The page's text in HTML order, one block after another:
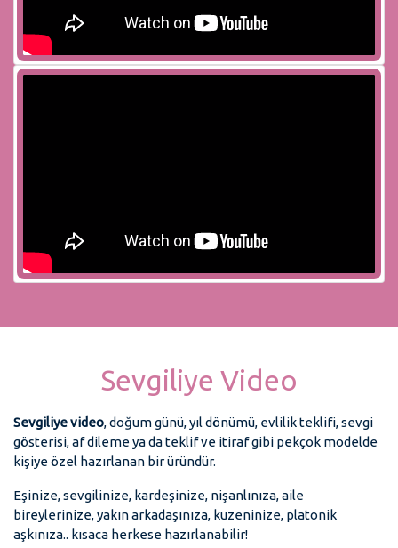
Sevgiliye Video
Sevgiliye video, doğum günü, yıl dönümü, evlilik teklifi, sevgi
gösterisi, af dileme ya da teklif ve itiraf gibi pekçok modelde
kişiye özel hazırlanan bir üründür.
Eşinize, sevgilinize, kardeşinize, nişanlınıza, aile
bireylerinize, yakın arkadaşınıza, kuzeninize, platonik
aşkınıza.. kısaca herkese hazırlanabilir!